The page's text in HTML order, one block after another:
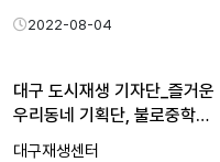
2022-08-04
대구 도시재생 기자단_즐거운
우리동네 기획단, 불로중학…
대구재생센터